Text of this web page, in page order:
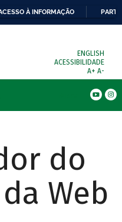
À INFORMAÇÃO
ENGLISH
ACESSIBILIDADE
A+ A-
do
Web